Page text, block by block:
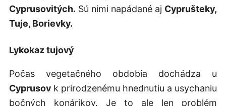
Cyprusovitých. Sú nimi napádané aj Cyprušteky,
Tuje, Borievky.
Lykokaz tujový
Počas vegetačného obdobia dochádza u
Cyprusov k prirodzenému hnednutiu a usychaniu
bočných konárikov. Je to ale len problém